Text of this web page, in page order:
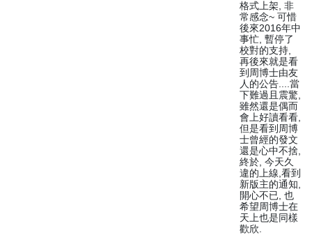
格式上架, 非
常感念~ 可惜
後來2016年中
事忙, 暫停了
校對的支持,
再後來就是看
到周博士由友
人的公告....當
下難過且震驚,
雖然還是偶而
會上好讀看看,
但是看到周博
士曾經的發文
還是心中不捨,
終於, 今天久
違的上線,看到
新版主的通知,
開心不已, 也
希望周博士在
天上也是同樣
歡欣.